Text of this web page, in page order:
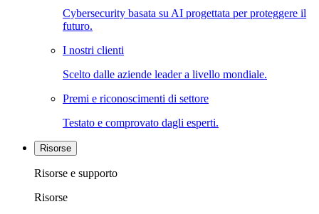
Cybersecurity basata su AI progettata per proteggere il
futuro.
I nostri clienti
Scelto dalle aziende leader a livello mondiale.
Premi e riconoscimenti di settore
Testato e comprovato dagli esperti.
Risorse
Risorse e supporto
Risorse